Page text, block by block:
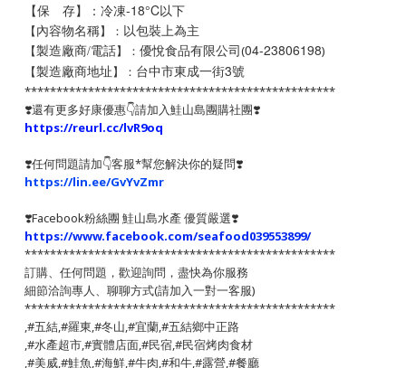
【保 存】：冷凍-18°C以下
【內容物名稱】： 以包裝上為主
【製造廠商/電話】： 優悅食品有限公司(04-23806198)
【製造廠商地址】： 台中市東成一街3號
*************************************************
❣️還有更多好康優惠👇請加入鮭山島團購社團❣️
https://reurl.cc/lvR9oq
❣️任何問題請加👇客服*幫您解決你的疑問❣️
https://lin.ee/GvYvZmr
❣️Facebook粉絲團 鮭山島水產 優質嚴選❣️
https://www.facebook.com/seafood039553899/
*************************************************
訂購、任何問題，歡迎詢問，盡快為你服務
細節洽詢專人、聊聊方式(請加入一對一客服)
*************************************************
,#五結,#羅東,#冬山,#宜蘭,#五結鄉中正路
,#水產超市,#實體店面,#民宿,#民宿烤肉食材
,#美威,#鮭魚,#海鮮,#牛肉,#和牛,#露營,#餐廳